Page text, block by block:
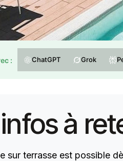
: ChatGPT Grok
à
sur terrasse est possible